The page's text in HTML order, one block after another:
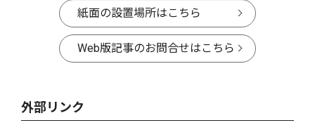
紙面の設置場所はこちら
Web版記事のお問合せはこちら
外部リンク